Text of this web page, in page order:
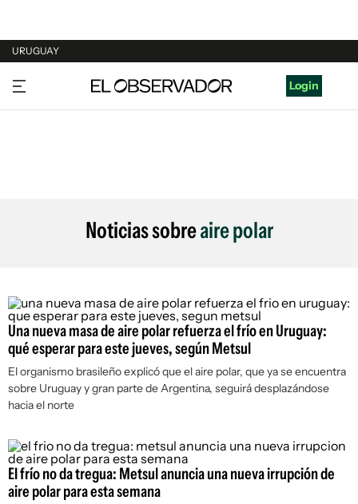
URUGUAY
URUGUAY
ARGENTINA
Login
Noticias sobreaire polar
Una nueva masa de aire polar refuerza el frío en Uruguay:
qué esperar para este jueves, según Metsul
El organismo brasileño explicó que el aire polar, que ya se encuentra
sobre Uruguay y gran parte de Argentina, seguirá desplazándose
hacia el norte
El frío no da tregua: Metsul anuncia una nueva irrupción de
aire polar para esta semana